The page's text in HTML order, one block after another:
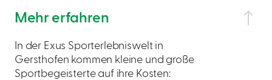
Mehr erfahren
In der Exus Sporterlebniswelt in
Gersthofen kommen kleine und große
Sportbegeisterte auf ihre Kosten: